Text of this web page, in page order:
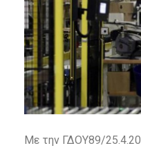
Με την ΓΔΟΥ89/